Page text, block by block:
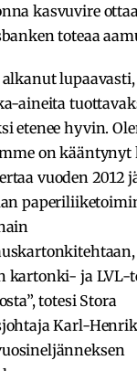
kasvuvire
toteaa
alkanut
aineita
etenee hyvin.
on kääntynyt
vuoden 2012
kartonki- ja LVL-
totesi Stora
Karl-